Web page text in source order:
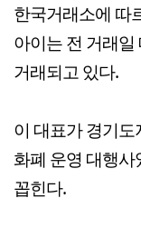
한국거래소에 따
아이는 전 거래
거래되고 있다.
이 대표가 경기
화폐 운영 대행
꼽힌다.